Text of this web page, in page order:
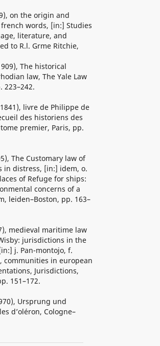
on the origin and
words, [in:] Studies
literature, and
to R.l. Grme Ritchie,
The historical
law, The Yale Law
223–242.
livre de Philippe de
des historiens des
premier, Paris, pp.
The Customary law of
in distress, [in:] idem, o.
of Refuge for ships:
concerns of a
leiden–Boston, pp. 163–
medieval maritime law
jurisdictions in the
j. Pan-montojo, f.
communities in european
Jurisdictions,
151–172.
Ursprung und
d’oléron, Cologne–